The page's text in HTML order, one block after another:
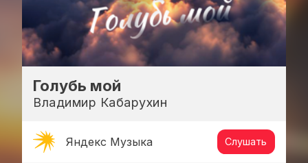
Голубь мой
Владимир Кабарухин
Яндекс Музыка Слушать